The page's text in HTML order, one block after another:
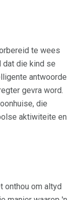
te wees
dat die kind se
antwoorde
gevra word.
die
aktiwiteite en
onthou om altyd